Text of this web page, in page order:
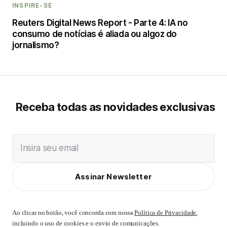
INSPIRE-SE
Reuters Digital News Report - Parte 4: IA no
consumo de notícias é aliada ou algoz do
jornalismo?
Receba todas as novidades exclusivas
Insira seu email
Assinar Newsletter
Ao clicar no botão, você concorda com nossaPolítica de Privacidade,
incluindo o uso de cookies e o envio de comunicações.